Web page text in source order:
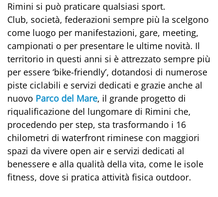
Rimini si può praticare qualsiasi sport.
Club, società, federazioni sempre più la scelgono
come luogo per manifestazioni, gare, meeting,
campionati o per presentare le ultime novità. Il
territorio in questi anni si è attrezzato sempre più
per essere ‘bike-friendly’, dotandosi di numerose
piste ciclabili e servizi dedicati e grazie anche al
nuovo Parco del Mare, il grande progetto di
riqualificazione del lungomare di Rimini che,
procedendo per step, sta trasformando i 16
chilometri di waterfront riminese con maggiori
spazi da vivere open air e servizi dedicati al
benessere e alla qualità della vita, come le isole
fitness, dove si pratica attività fisica outdoor.